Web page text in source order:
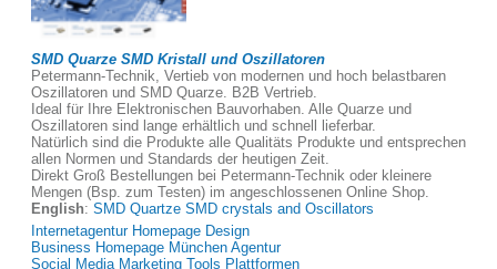
SMD Quarze SMD Kristall und Oszillatoren
Petermann-Technik, Vertieb von modernen und hoch belastbaren
Oszillatoren und SMD Quarze. B2B Vertrieb.
Ideal für Ihre Elektronischen Bauvorhaben. Alle Quarze und
Oszillatoren sind lange erhältlich und schnell lieferbar.
Natürlich sind die Produkte alle Qualitäts Produkte und entsprechen
allen Normen und Standards der heutigen Zeit.
Direkt Groß Bestellungen bei Petermann-Technik oder kleinere
Mengen (Bsp. zum Testen) im angeschlossenen Online Shop.
English: SMD Quartze SMD crystals and Oscillators
Internetagentur Homepage Design
Business Homepage München Agentur
Social Media Marketing Tools Plattformen